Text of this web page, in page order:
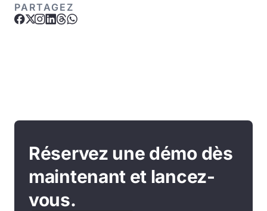
PARTAGEZ
Réservez une démo dès
maintenant et lancez-
vous.